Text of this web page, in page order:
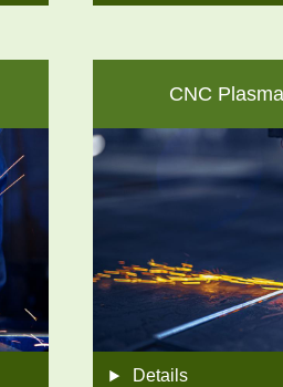
CNC
Details